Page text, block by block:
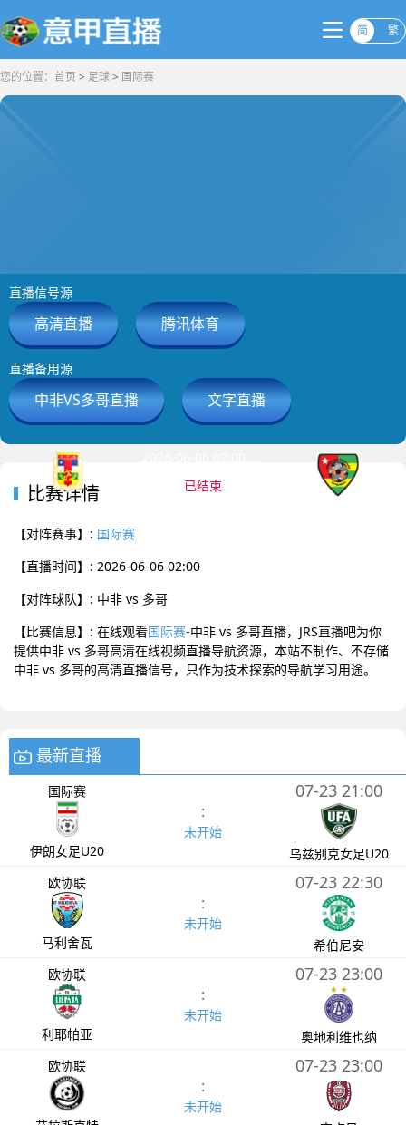
简 繁
您的位置： 首页 > 足球> 国际赛
已结束
直播信号源
高清直播 腾讯体育
直播备用源
中非VS多哥直播 文字直播
比赛详情
【对阵赛事】: 国际赛
【直播时间】: 2026-06-06 02:00
【对阵球队】: 中非 vs 多哥
【比赛信息】: 在线观看国际赛-中非 vs 多哥直播，JRS直播吧为你
提供中非 vs 多哥高清在线视频直播导航资源，本站不制作、不存储
中非 vs 多哥的高清直播信号，只作为技术探索的导航学习用途。
最新直播
国际赛
伊朗女足U20
:
未开始
07-23 21:00
乌兹别克女足U20
欧协联
马利舍瓦
:
未开始
07-23 22:30
希伯尼安
欧协联
利耶帕亚
:
未开始
07-23 23:00
奥地利维也纳
欧协联
:
未开始
07-23 23:00